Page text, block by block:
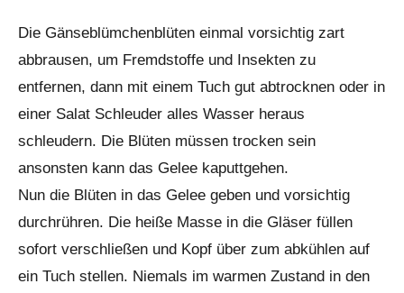
Die Gänseblümchenblüten einmal vorsichtig zart
abbrausen, um Fremdstoffe und Insekten zu
entfernen, dann mit einem Tuch gut abtrocknen oder in
einer Salat Schleuder alles Wasser heraus
schleudern. Die Blüten müssen trocken sein
ansonsten kann das Gelee kaputtgehen.
Nun die Blüten in das Gelee geben und vorsichtig
durchrühren. Die heiße Masse in die Gläser füllen
sofort verschließen und Kopf über zum abkühlen auf
ein Tuch stellen. Niemals im warmen Zustand in den